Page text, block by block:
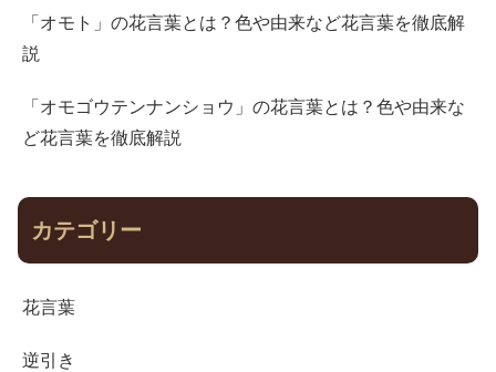
「オモト」の花言葉とは？色や由来など花言葉を徹底解
説
「オモゴウテンナンショウ」の花言葉とは？色や由来な
ど花言葉を徹底解説
カテゴリー
花言葉
逆引き